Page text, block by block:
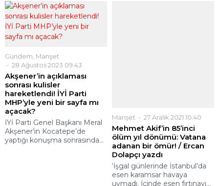
Gündem Manşet
28 Ağustos 2023 09:43
Akşener’in açıklaması
sonrası kulisler
hareketlendi! İYİ Parti
MHP’yle yeni bir sayfa mı
açacak?
İYİ Parti Genel Başkanı Meral
Akşener’in Kocatepe’de
yaptığı konuşma sonrasında...
esen karamsar havaya
uymadı. İçinde esen fırtınayı...